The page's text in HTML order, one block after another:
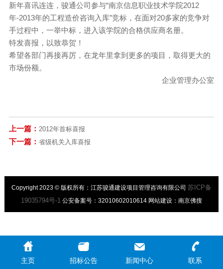
新年喜讯连连，骏通公司参与“南京信息职业技术学院2012
年-2013年的工程造价咨询入库”竞标，在面对20多家的竞争对
手过程中，一举中标，进入该学院的合格供应商名册。
特发喜报，以致恭贺！
希望各部门再接再厉，在龙年里拿到更多的项目，取得更大的
市场份额。
企业管理办公室
上一篇： 2012年首标喜报
下一篇： 省级机关入库喜报
Copyright 2023 © 版权所有：江苏骏通建设项目管理咨询有限公司 苏ICP备
19035794号-1公安备案号：32010602010614 网站建设：南京佛搜
主页 招标公告 新闻中心 联系